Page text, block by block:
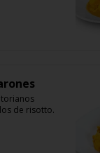
de risotto.